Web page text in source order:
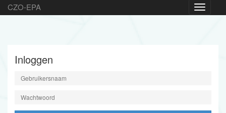
Toggle
CZO-EPA
Inloggen